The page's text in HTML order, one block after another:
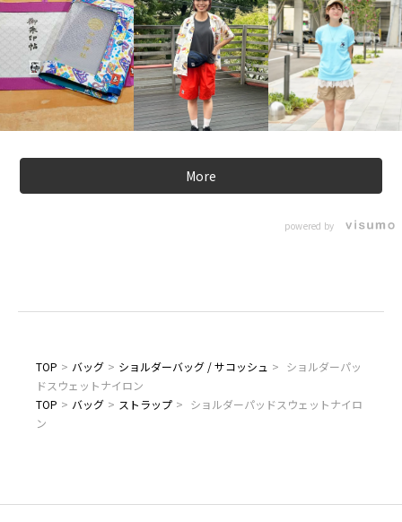
More
powered by
TOP > バッグ > ショルダーバッグ / サコッシュ > ショルダーパッ
ドスウェットナイロン
TOP > バッグ > ストラップ > ショルダーパッドスウェットナイロ
ン